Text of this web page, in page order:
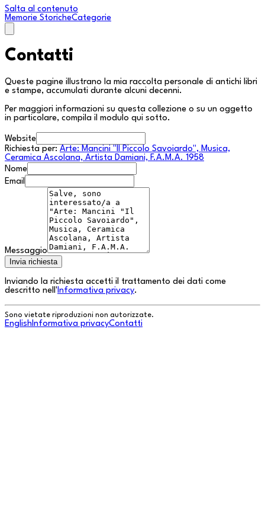
Salta al contenuto
Memorie StoricheCategorie
Contatti
Queste pagine illustrano la mia raccolta personale di antichi libri
e stampe, accumulati durante alcuni decenni.
Per maggiori informazioni su questa collezione o su un oggetto
in particolare, compila il modulo qui sotto.
Website
Richiesta per: Arte: Mancini "Il Piccolo Savoiardo", Musica,
Ceramica Ascolana, Artista Damiani, F.A.M.A. 1958
Nome
Email
Messaggio
Invia richiesta
Inviando la richiesta accetti il trattamento dei dati come
descritto nell' Informativa privacy.
Sono vietate riproduzioni non autorizzate.
English Informativa privacyContatti